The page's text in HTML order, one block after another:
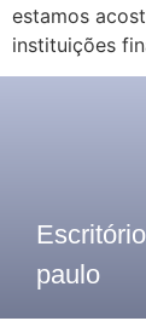
estamos
instituições
paulo